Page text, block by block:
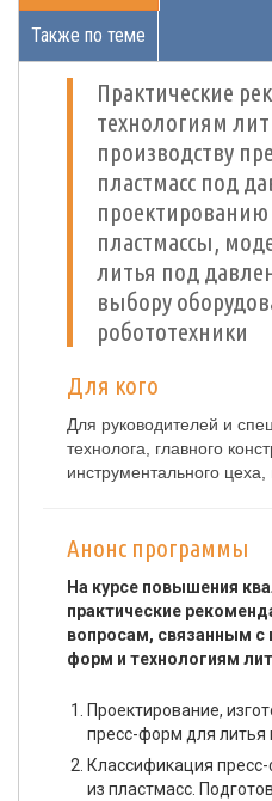
Также по теме
Практические
технологиям
производству
пластмасс под
пластмассы,
литья под
выбору
робототехники
Для кого
Для руководителей и
технолога, главного
инструментального цеха,
Анонс программы
На курсе повышения
практические
вопросам, связанным с
форм и технологиям
Проектирование,
пресс-форм для литья
Классификация
из пластмасс.